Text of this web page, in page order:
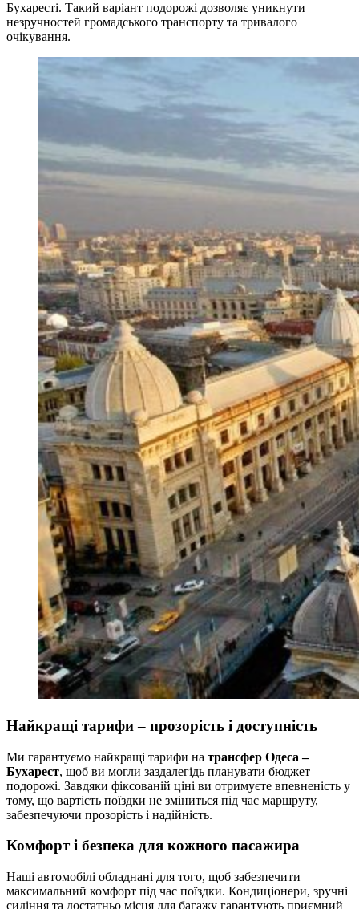
Бухаресті. Такий варіант подорожі дозволяє уникнути
незручностей громадського транспорту та тривалого
очікування.
Найкращі тарифи – прозорість і доступність
Ми гарантуємо найкращі тарифи на трансфер Одеса –
Бухарест, щоб ви могли заздалегідь планувати бюджет
подорожі. Завдяки фіксованій ціні ви отримуєте впевненість у
тому, що вартість поїздки не зміниться під час маршруту,
забезпечуючи прозорість і надійність.
Комфорт і безпека для кожного пасажира
Наші автомобілі обладнані для того, щоб забезпечити
максимальний комфорт під час поїздки. Кондиціонери, зручні
сидіння та достатньо місця для багажу гарантують приємний